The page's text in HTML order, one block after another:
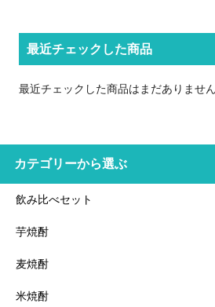
最近チェックした商品
最近チェックした商品はまだありません
カテゴリーから選ぶ
飲み比べセット
芋焼酎
麦焼酎
米焼酎